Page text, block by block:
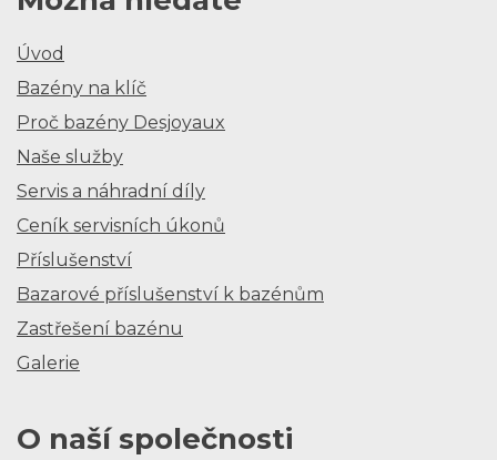
Úvod
Bazény na klíč
Proč bazény Desjoyaux
Naše služby
Servis a náhradní díly
Ceník servisních úkonů
Příslušenství
Bazarové příslušenství k bazénům
Zastřešení bazénu
Galerie
O naší společnosti